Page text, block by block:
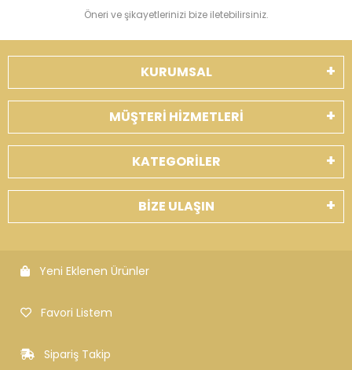
Öneri ve şikayetlerinizi bize iletebilirsiniz.
KURUMSAL
MÜŞTERİ HİZMETLERİ
KATEGORİLER
BİZE ULAŞIN
Yeni Eklenen Ürünler
Favori Listem
Sipariş Takip